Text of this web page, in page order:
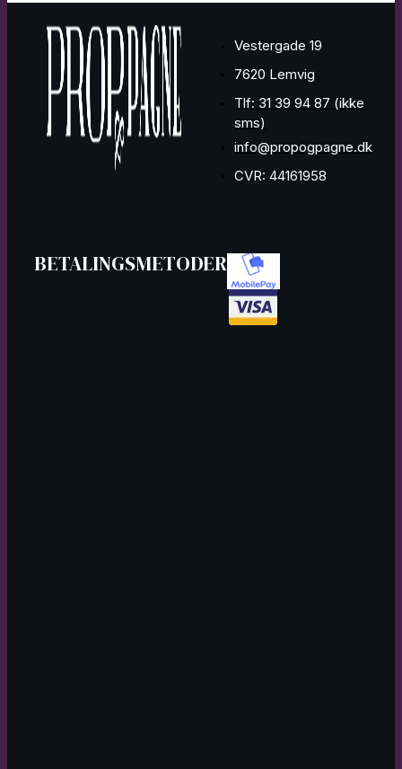
Vestergade 19
7620 Lemvig
Tlf: 31 39 94 87 (ikke
sms)
info@propogpagne.dk
CVR: 44161958
BETALINGSMETODER